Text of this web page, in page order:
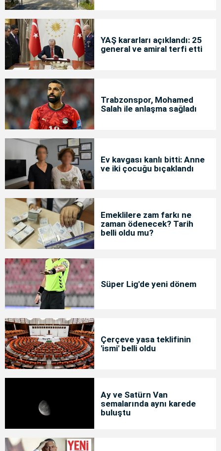
YAŞ kararları açıklandı: 25
general ve amiral terfi etti
Trabzonspor, Mohamed
Salah ile anlaşma sağladı
Ev kavgası kanlı bitti: Anne
ve iki çocuğu bıçaklandı
Emeklilere zam farkı ne
zaman ödenecek? Tarih
belli oldu mu?
Süper Lig'de yeni dönem
Çerçeve yasa teklifinin
'ismi' belli oldu
Ay ve Satürn Van
semalarında aynı karede
buluştu